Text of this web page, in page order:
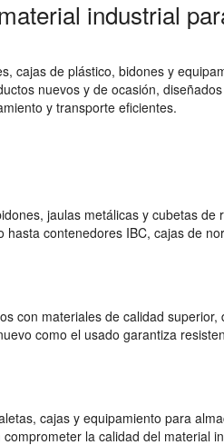
industrial
cajas de plástico, bidones y
nuevos y de ocasión,
y transporte eficientes.
jaulas metálicas y cubetas de
contenedores IBC, cajas de
con materiales de calidad superior,
como el usado garantiza
cajas y equipamiento para
la calidad del material